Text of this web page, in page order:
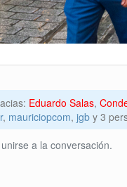
Eduardo Salas,
, mauriciopcom, jgb y 3
a la conversación.